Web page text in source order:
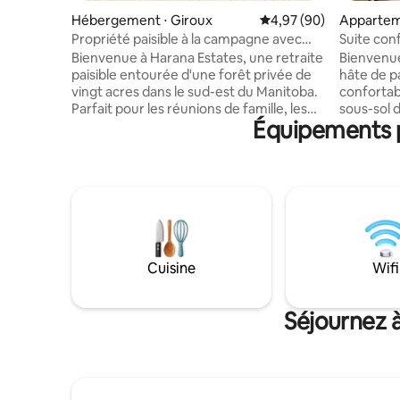
Hébergement ⋅ Giroux Évaluation moyenne
4,97 (90)
Propriété paisible à la campagne avec
terrain de sport
Bienvenue à Harana Estates, une retraite
paisible entourée d'une forêt privée de
vingt acres dans le sud-est du Manitoba.
Parfait pour les réunions de famille, les
escapades en groupe ou les week-ends
de détente dans la nature, ce logement
connexion, le confort et des souvenirs
confortables au coin du feu, d'un café du
matin sur la véranda et d'un grand
ressourcer et vraiment vous
Suite
2
hâte de
sous-sol
2
et une
mariage
pour
ayez
pour
Sharon.
Équipements
Cuisine Wifi
Séjournez